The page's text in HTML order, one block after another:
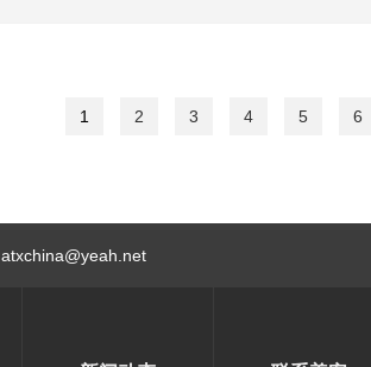
1 2 3 4 5 6
atxchina@yeah.net